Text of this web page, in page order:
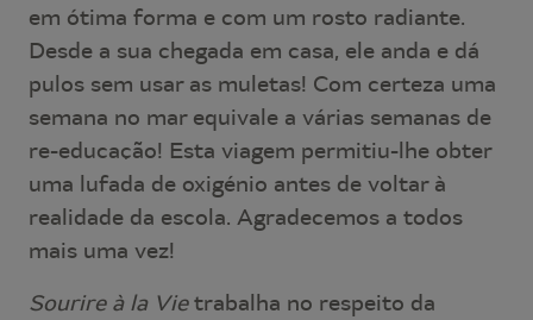
em ótima forma e com um rosto radiante.
Desde a sua chegada em casa, ele anda e dá
pulos sem usar as muletas! Com certeza uma
semana no mar equivale a várias semanas de
re-educação! Esta viagem permitiu-lhe obter
uma lufada de oxigénio antes de voltar à
realidade da escola. Agradecemos a todos
mais uma vez!
Sourire à la Vietrabalha no respeito da